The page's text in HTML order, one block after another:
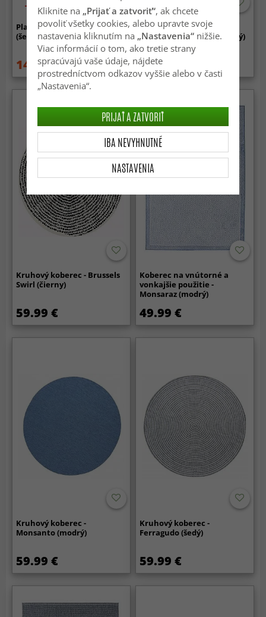
-50%
Plastové koberce - Camden
(šedá/biela)
14.99 € 29.99 €
Koberec na interiér a
exteriér - Alta (antracitový)
49.99 €
Kruhový koberec - Brussels
Swirl (čierny)
59.99 €
Koberec na vnútorné a
vonkajšie použitie -
Monsaraz (modrý)
49.99 €
Kruhový koberec -
Monsanto (modrý)
59.99 €
Kruhový koberec -
Ferragudo (šedý)
59.99 €
Kliknite na „Prijať a zatvoriť“, ak chcete
povoliť všetky cookies, alebo upravte svoje
nastavenia kliknutím na „Nastavenia“nižšie.
Viac informácií o tom, ako tretie strany
spracúvajú vaše údaje, nájdete
prostredníctvom odkazov vyššie alebo v časti
„Nastavenia“.
NASTAVENIA
IBA NEVYHNUTNÉ
PRIJAŤ A ZATVORIŤ